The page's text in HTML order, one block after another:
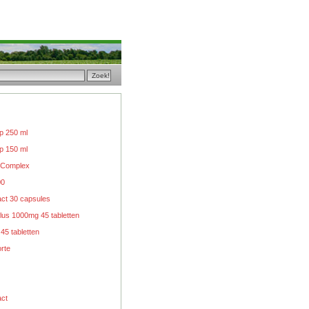
250 ml
150 ml
30 capsules
1000mg 45 tabletten
tabletten